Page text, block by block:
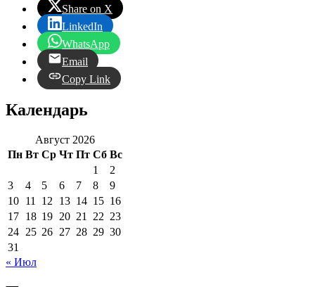
Share on X
LinkedIn
WhatsApp
Email
Copy Link
Календарь
Август 2026
Пн Вт Ср Чт Пт Сб Вс
1
2
3
4 5 6 7 8
9
10 11 12 13 14 15 16
17 18 19 20 21 22 23
24 25 26 27 28 29 30
31
« Июл